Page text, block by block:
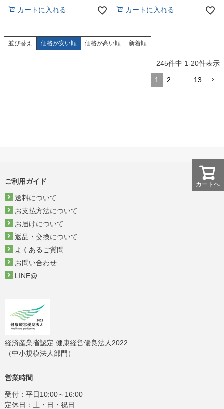
カートに入れる カートに入れる
並び替え 価格が安い順 価格が高い順 新着順
245件中 1-20件表示
1 2 13
カートへ
ご利用ガイド
送料について
お支払方法について
お届けについて
返品・交換について
よくあるご質問
お問い合わせ
LINE@
経済産業省認定 健康経営優良法人2022
（中小規模法人部門）
営業時間
受付：平日10:00～16:00
定休日：土・日・祝日